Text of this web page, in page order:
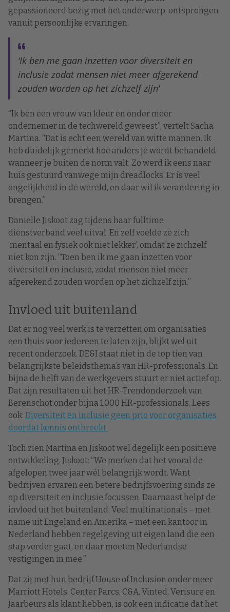
gepassioneerd bezig met het onderwerp, ontsprongen
vanuit persoonlijke ervaringen.
‘Ik ben me gaan inzetten voor diversiteit en
inclusie zodat mensen niet meer afgerekend
zouden worden op het zichzelf zijn’
“Ik ben een vrouw van kleur en onder meer
ondernemer in de techwereld geweest”, vertelt Sacha
Martina. “Dat is echt een wereld van witte mannen. Ik
heb duidelijk gemerkt hoe anders je wordt behandeld
wanneer je buiten de norm valt. Zo werd ik eens naar
huis gestuurd vanwege mijn dreadlocks. Er is veel
ongelijkheid in de wereld, en daar wil ik verandering in
brengen.”
Danielle Jiskoot zag tijdens haar fulltime
dienstverband veel uitval. En zelf voelde ze zich
‘mentaal en fysiek ook niet lekker’, omdat ze zichzelf
niet kon zijn. “Toen ben ik me gaan inzetten voor
diversiteit en inclusie, zodat mensen niet meer
afgerekend zouden worden op het zichzelf zijn.”
Invloed uit buitenland
Dat er nog veel werk is te verzetten om organisaties
een thuis voor iedereen te laten zijn, blijkt wel uit
recent onderzoek. DE&I staat niet in de top tien van
belangrijkste beleidsthema’s van HR-professionals. En
bijna de helft van de werkgevers stuurt er niet actief op.
Dat zijn resultaten uit het HR-Trendonderzoek van
Berenschot onder bijna 1.000 HR-professionals. Lees
ook: Diversiteit en inclusie geen prio voor organisaties
doordat kennis ontbreekt
Toch zien Martina en Jiskoot wel degelijk een positieve
ontwikkeling. Jiskoot: “We merken dat het vooral de
afgelopen twee jaar wél belangrijk wordt. Want
bedrijven ervaren een betere bedrijfsvoering sinds ze
op diversiteit en inclusie focussen. Daarnaast helpt de
invloed uit het buitenland. Veel multinationals – met
name uit Engeland en Amerika – met een kantoor in
Nederland hebben regelgeving uit eigen land die een
stap verder gaat, en daar moeten Nederlandse
vestigingen in mee.”
Dat zij met hun bedrijf House of Inclusion onder meer
Marriott Hotels, Center Parcs, C&A, Vinted, Verisure en
Jaarbeurs als klant hebben, is ook een indicatie dat het